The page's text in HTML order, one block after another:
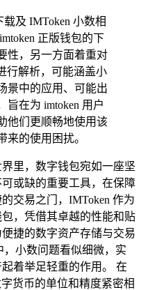
及 IMToken 小数相
正版钱包的下
性，另一方面着重对
行解析，可能涵盖小
景中的应用、可能出
旨在为 imtoken 用户
他们更顺畅地使用该
来的使用困扰。
里，数字钱包宛如一座坚
或缺的重要工具，在保障
交易之门，IMToken 作为
，凭借其卓越的性能和贴
捷的数字资产存储与交易
，小数问题看似细微，实
着举足轻重的作用。 在
货币的单位和精度紧密相